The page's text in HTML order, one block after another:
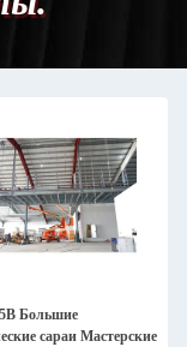
Большие
сараи Мастерские